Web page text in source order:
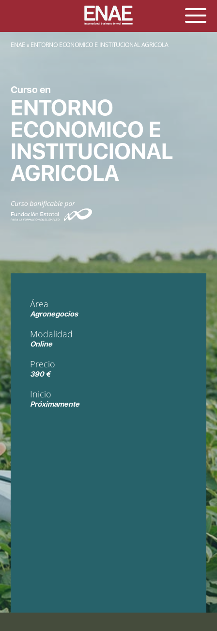
SOBRESCRIBIR ENLACES DE AYUDA A LA NAVEGACIÓN
ENAE ENTORNO ECONOMICO E INSTITUCIONAL AGRICOLA
Curso en
ENTORNO
ECONOMICO E
INSTITUCIONAL
AGRICOLA
Área
Agronegocios
Modalidad
Online
Precio
390 €
Inicio
Próximamente